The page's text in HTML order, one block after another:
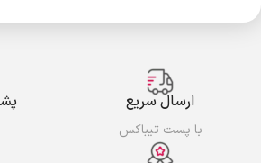
ارسال سریع
با پست تیباکس